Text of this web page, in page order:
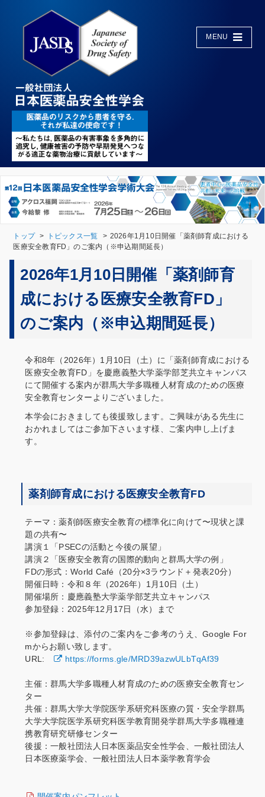
MENU
トップ トピックス一覧
2026年1月10日開催「薬剤師育成における
医療安全教育FD」のご案内（※申込期間延長）
2026年1月10日開催「薬剤師育
成における医療安全教育FD」
のご案内（※申込期間延長）
令和8年（2026年）1月10日（土）に「薬剤師育成における
医療安全教育FD」を慶應義塾大学薬学部芝共立キャンパス
にて開催する案内が群馬大学多職種人材育成のための医療
安全教育センターよりございました。
本学会におきましても後援致します。ご興味がある先生に
おかれましてはご参加下さいます様、ご案内申し上げま
す。
薬剤師育成における医療安全教育FD
テーマ：薬剤師医療安全教育の標準化に向けて〜現状と課
題の共有〜
講演１「PSECの活動と今後の展望」
講演２「医療安全教育の国際的動向と群馬大学の例」
FDの形式：World Café（20分×3ラウンド＋発表20分）
開催日時：令和８年（2026年）1月10日（土）
開催場所：慶應義塾大学薬学部芝共立キャンパス
参加登録：2025年12月17日（水）まで
※参加登録は、添付のご案内をご参考のうえ、Google For
mからお願い致します。
URL:
https://forms.gle/MRD39azwULbTqAf39
主催：群馬大学多職種人材育成のための医療安全教育セン
ター
共催：群馬大学大学院医学系研究科医療の質・安全学群馬
大学大学院医学系研究科医学教育開発学群馬大学多職種連
携教育研究研修センター
後援：一般社団法人日本医薬品安全性学会、 一般社団法人
日本医療薬学会、一般社団法人日本薬学教育学会